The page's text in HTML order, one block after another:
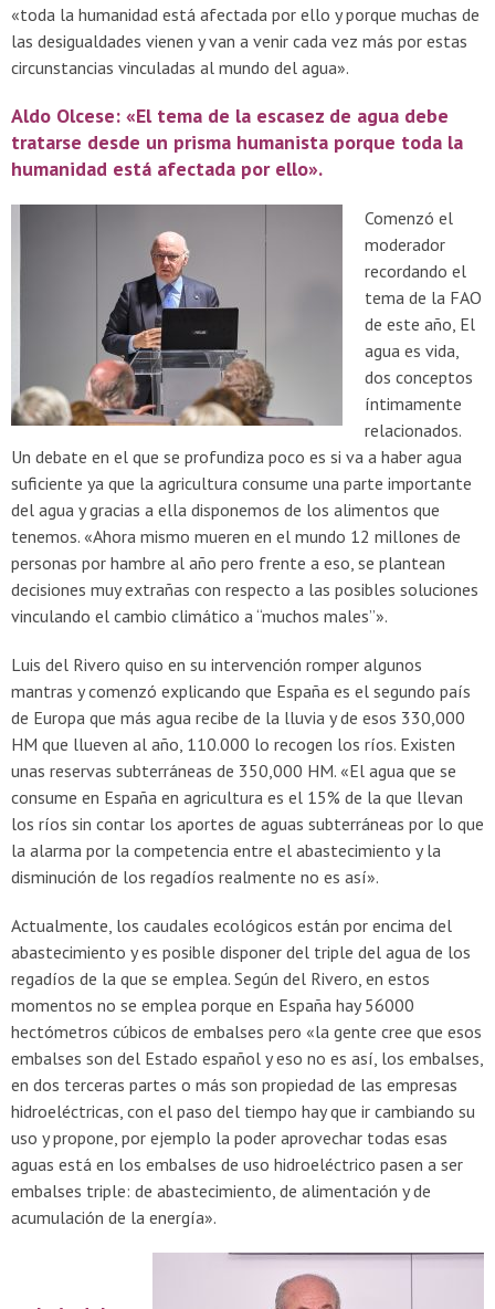
«toda la humanidad está afectada por ello y porque muchas de
las desigualdades vienen y van a venir cada vez más por estas
circunstancias vinculadas al mundo del agua».
Aldo Olcese: «El tema de la escasez de agua debe
tratarse desde un prisma humanista porque toda la
humanidad está afectada por ello».
Comenzó el
moderador
recordando el
tema de la FAO
de este año, El
agua es vida,
dos conceptos
íntimamente
relacionados.
Un debate en el que se profundiza poco es si va a haber agua
suficiente ya que la agricultura consume una parte importante
del agua y gracias a ella disponemos de los alimentos que
tenemos. «Ahora mismo mueren en el mundo 12 millones de
personas por hambre al año pero frente a eso, se plantean
decisiones muy extrañas con respecto a las posibles soluciones
vinculando el cambio climático a “muchos males”».
Luis del Rivero quiso en su intervención romper algunos
mantras y comenzó explicando que España es el segundo país
de Europa que más agua recibe de la lluvia y de esos 330,000
HM que llueven al año, 110.000 lo recogen los ríos. Existen
unas reservas subterráneas de 350,000 HM. «El agua que se
consume en España en agricultura es el 15% de la que llevan
los ríos sin contar los aportes de aguas subterráneas por lo que
la alarma por la competencia entre el abastecimiento y la
disminución de los regadíos realmente no es así».
Actualmente, los caudales ecológicos están por encima del
abastecimiento y es posible disponer del triple del agua de los
regadíos de la que se emplea. Según del Rivero, en estos
momentos no se emplea porque en España hay 56000
hectómetros cúbicos de embalses pero «la gente cree que esos
embalses son del Estado español y eso no es así, los embalses,
en dos terceras partes o más son propiedad de las empresas
hidroeléctricas, con el paso del tiempo hay que ir cambiando su
uso y propone, por ejemplo la poder aprovechar todas esas
aguas está en los embalses de uso hidroeléctrico pasen a ser
embalses triple: de abastecimiento, de alimentación y de
acumulación de la energía».